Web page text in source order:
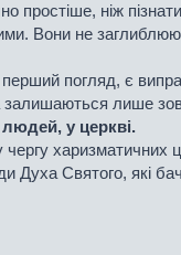
простіше, ніж
Вони не
погляд, є
лише
у церкві.
чергу
Духа Святого, які